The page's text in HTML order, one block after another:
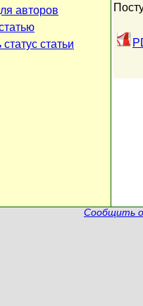
авторов
статьи
Сообщить о